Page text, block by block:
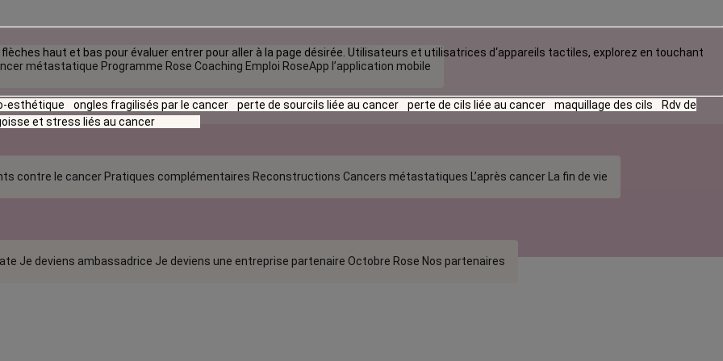
métastatique Programme Rose Coaching Emploi RoseApp l’application mobile
contre le cancer Pratiques complémentaires Reconstructions Cancers métastatiques L’après cancer La fin de vie
Je deviens ambassadrice Je deviens une entreprise partenaire Octobre Rose Nos partenaires
haut et bas pour évaluer entrer pour aller à la page désirée. Utilisateurs et utilisatrices d‘appareils tactiles, explorez en touchant
esthétique ongles fragilisés par le cancer perte de sourcils liée au cancer perte de cils liée au cancer maquillage des cils
Rdv de
et stress liés au cancer